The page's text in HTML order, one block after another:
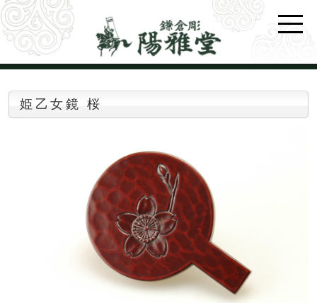
姫乙女鏡 桜